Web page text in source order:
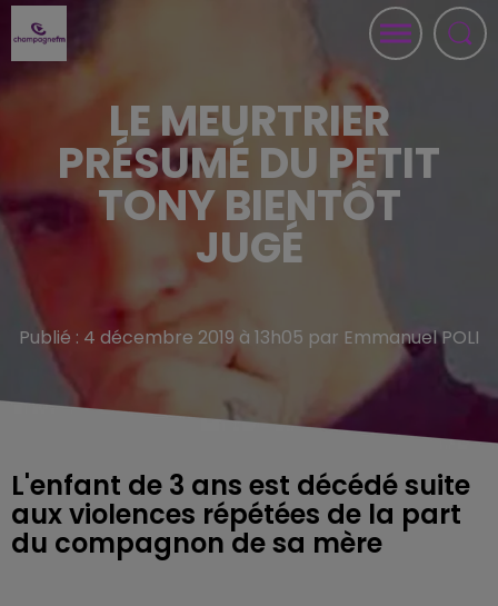
LE MEURTRIER
PRÉSUMÉ DU PETIT
TONY BIENTÔT
JUGÉ
Publié : 4 décembre 2019 à 13h05 par Emmanuel POLI
L'enfant de 3 ans est décédé suite
aux violences répétées de la part
du compagnon de sa mère